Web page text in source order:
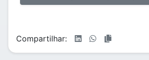
Compartilhar: